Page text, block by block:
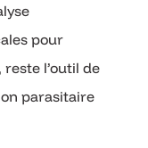
pour
l’outil de
parasitaire